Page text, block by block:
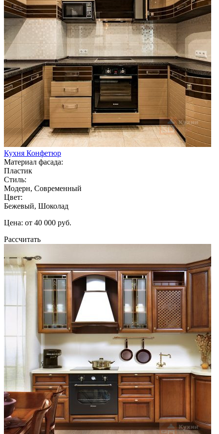
Кухня Конфетюр
Материал фасада:
Пластик
Стиль:
Модерн, Современный
Цвет:
Бежевый, Шоколад
Цена: от 40 000 руб.
Рассчитать